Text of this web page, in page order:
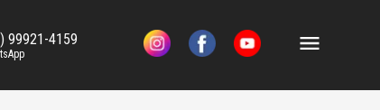
99921-4159